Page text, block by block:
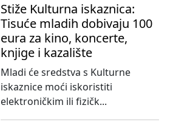
Stiže Kulturna iskaznica:
Tisuće mladih dobivaju 100
eura za kino, koncerte,
knjige i kazalište
Mladi će sredstva s Kulturne
iskaznice moći iskoristiti
elektroničkim ili fizičk...